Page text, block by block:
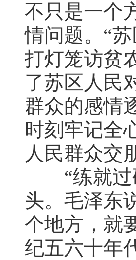
不只是一个
情问题。“
打灯笼访贫
了苏区人民
群众的感情
时刻牢记全
人民群众交
“练就过硬
头。毛泽东
个地方，就
纪五六十年